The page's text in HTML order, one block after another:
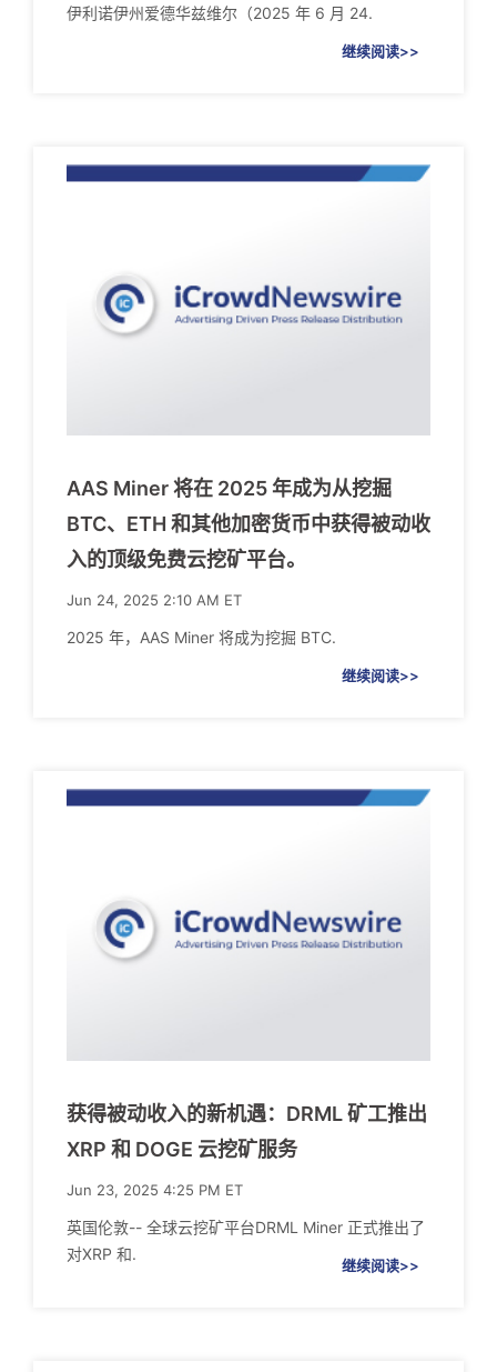
伊利诺伊州爱德华兹维尔（2025 年 6 月 24.
继续阅读>>
AAS Miner 将在 2025 年成为从挖掘
BTC、ETH 和其他加密货币中获得被动收
入的顶级免费云挖矿平台。
Jun 24, 2025 2:10 AM ET
2025 年，AAS Miner 将成为挖掘 BTC.
继续阅读>>
获得被动收入的新机遇：DRML 矿工推出
XRP 和 DOGE 云挖矿服务
Jun 23, 2025 4:25 PM ET
英国伦敦-- 全球云挖矿平台DRML Miner 正式推出了
对XRP 和.
继续阅读>>